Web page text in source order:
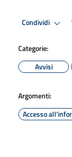
Condividi
Categorie:
Avvisi
Argomenti:
Accesso